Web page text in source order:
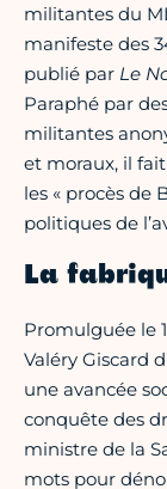
militantes du
manifeste des
publié par Le
Paraphé par
militantes
et moraux, il
les « procès de
politiques de
La
Promulguée le
Valéry Giscard
une avancée
conquête des
ministre de la
mots pour